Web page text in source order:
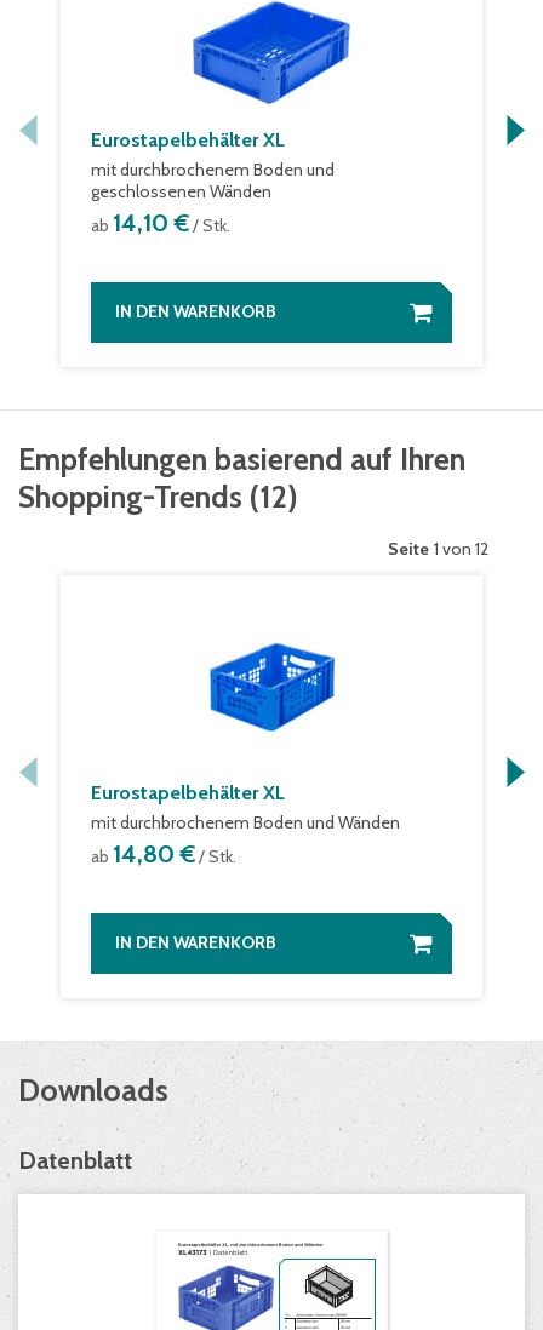
Eurostapelbehälter XL
mit durchbrochenem Boden und
geschlossenen Wänden
ab 14,10 €/ Stk.
IN DEN WARENKORB
Empfehlungen basierend auf Ihren
Shopping-Trends (12)
Seite 1 von 12
Eurostapelbehälter XL
mit durchbrochenem Boden und Wänden
ab 14,80 €/ Stk.
IN DEN WARENKORB
Downloads
Datenblatt